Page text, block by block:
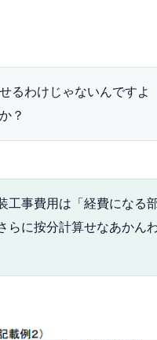
るわけじゃないんですよ
？
工事費用は「経費になる
に按分計算せなあかんわ